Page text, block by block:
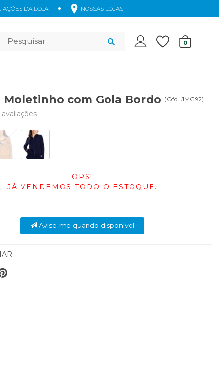
DA LOJA NOSSAS LOJAS
Acessórios 0
Moletinho com Gola Bordo ( Cód. JMG92)
avaliações
OPS!
JÁ VENDEMOS TODO O ESTOQUE.
Avise-me quando disponível